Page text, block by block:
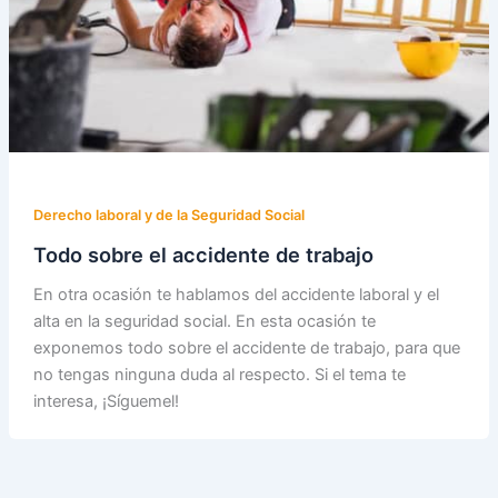
Derecho laboral y de la Seguridad Social
Todo sobre el accidente de trabajo
En otra ocasión te hablamos del accidente laboral y el
alta en la seguridad social. En esta ocasión te
exponemos todo sobre el accidente de trabajo, para que
no tengas ninguna duda al respecto. Si el tema te
interesa, ¡Síguemel!